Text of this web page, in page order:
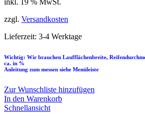
inkl. 19 % MwSt.
zzgl. Versandkosten
Lieferzeit: 3-4 Werktage
Wichtig: Wir brauchen Laufflächenbreite,
ca. in %
Anleitung zum messen siehe Menüleiste
Zur Wunschliste hinzufügen
In den Warenkorb
Schnellansicht